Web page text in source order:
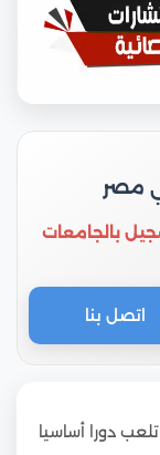
مصر
بالجامعات
اتصل بنا
دورا أساسيا